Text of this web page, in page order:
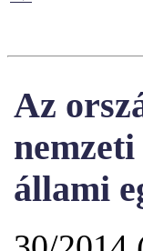
Az
állami